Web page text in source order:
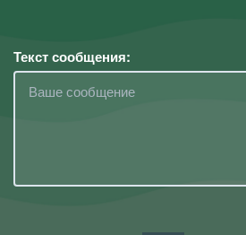
Текст сообщения: